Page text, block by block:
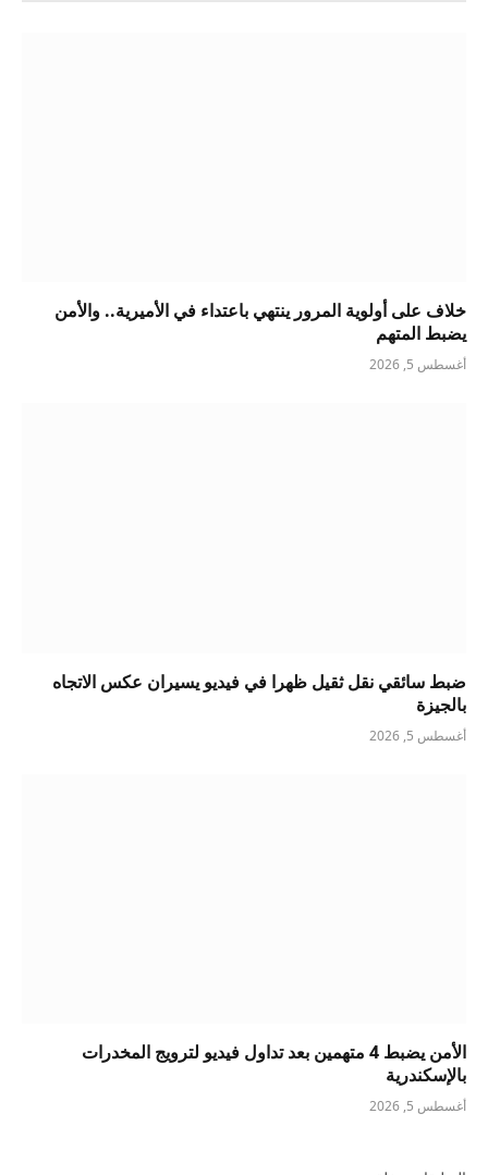
خلاف على أولوية المرور ينتهي باعتداء في الأميرية.. والأمن
يضبط المتهم
أغسطس 5, 2026
ضبط سائقي نقل ثقيل ظهرا في فيديو يسيران عكس الاتجاه
بالجيزة
أغسطس 5, 2026
الأمن يضبط 4 متهمين بعد تداول فيديو لترويج المخدرات
بالإسكندرية
أغسطس 5, 2026